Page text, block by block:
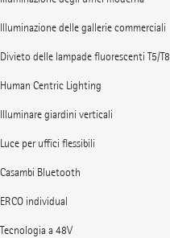
Illuminazione delle gallerie commerciali
Divieto delle lampade fluorescenti T5/T8
Human Centric Lighting
Illuminare giardini verticali
Luce per uffici flessibili
Casambi Bluetooth
ERCO individual
Tecnologia a 48V